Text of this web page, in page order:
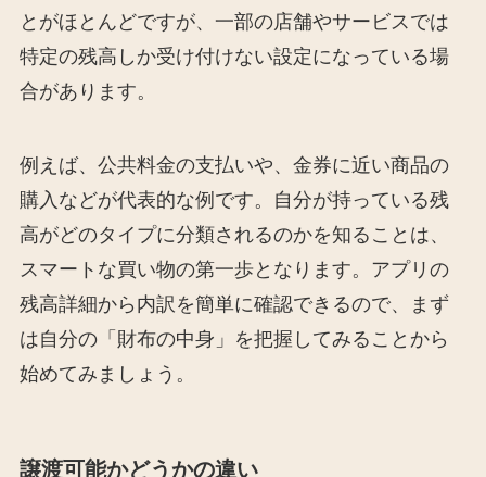
とがほとんどですが、一部の店舗やサービスでは
特定の残高しか受け付けない設定になっている場
合があります。
例えば、公共料金の支払いや、金券に近い商品の
購入などが代表的な例です。自分が持っている残
高がどのタイプに分類されるのかを知ることは、
スマートな買い物の第一歩となります。アプリの
残高詳細から内訳を簡単に確認できるので、まず
は自分の「財布の中身」を把握してみることから
始めてみましょう。
譲渡可能かどうかの違い